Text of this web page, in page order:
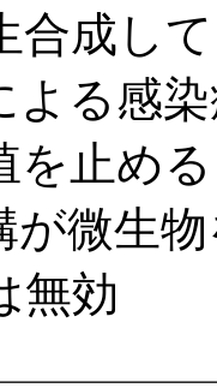
合成し
よる感
を止め
が微生
無効